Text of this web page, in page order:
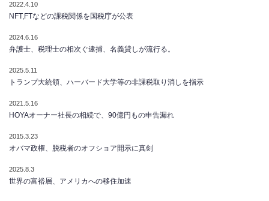
2022.4.10
NFT,FTなどの課税関係を国税庁が公表
2024.6.16
弁護士、税理士の相次ぐ逮捕、名義貸しが流行る。
2025.5.11
トランプ大統領、ハーバード大学等の非課税取り消しを指示
2021.5.16
HOYAオーナー社長の相続で、90億円もの申告漏れ
2015.3.23
オバマ政権、脱税者のオフショア開示に真剣
2025.8.3
世界の富裕層、アメリカへの移住加速